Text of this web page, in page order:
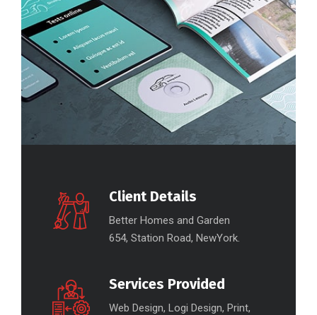
Client Details
Better Homes and Garden
654, Station Road, NewYork.
Services Provided
Web Design, Logi Design, Print,